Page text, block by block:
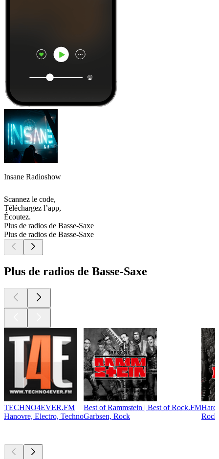
Insane Radioshow
Scannez le code,
Téléchargez l’app,
Écoutez.
Plus de radios de Basse-Saxe
Plus de radios de Basse-Saxe
Plus de radios de Basse-Saxe
TECHNO4EVER.FM
Hanovre, Electro, Techno
Best of Rammstein | Best of Rock.FM
Garbsen, Rock